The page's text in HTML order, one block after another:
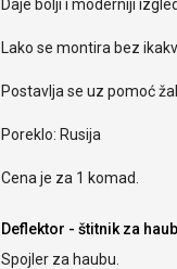
Daje bolji i moderniji
Lako se montira bez
Postavlja se uz pomoć
Poreklo: Rusija
Cena je za 1 komad.
Deflektor - štitnik za
Spojler za haubu.